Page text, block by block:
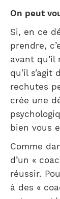
On peut
Si, en ce
prendre,
avant
qu’il
rechutes
crée une
bien vous
Comme
d’un «
réussir.
à des «